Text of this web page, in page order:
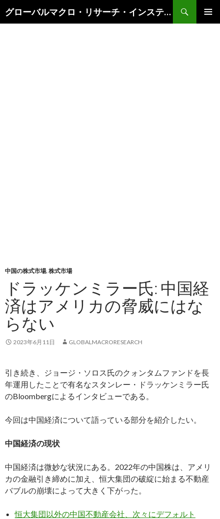
グローバルマクロ・リサーチ・インスティテュート
索
中国の株式市場, 株式市場
ドラッケンミラー氏: 中国経
済はアメリカの脅威にはな
らない
2023年6月11日 GLOBALMACRORESEARCH
引き続き、ジョージ・ソロス氏のクォンタムファンドを長
年運用したことで有名なスタンレー・ドラッケンミラー氏
のBloombergによるインタビューである。
今回は中国経済について語っている部分を紹介したい。
中国経済の現状
中国経済は微妙な状況にある。2022年の中国株は、アメリ
カの金融引き締めに加え、恒大集団の破綻に始まる不動産
バブルの崩壊によって大きく下がった。
恒大集団以外の中国不動産会社、次々にデフォルト